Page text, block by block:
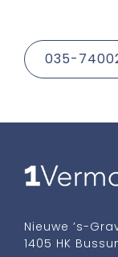
035-
Nieuwe ’s-
1405 HK